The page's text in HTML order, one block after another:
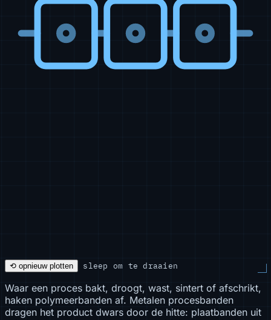
⟲ opnieuw plotten sleep om te draaien
Waar een proces bakt, droogt, wast, sintert of afschrikt,
haken polymeerbanden af. Metalen procesbanden
dragen het product dwars door de hitte: plaatbanden uit